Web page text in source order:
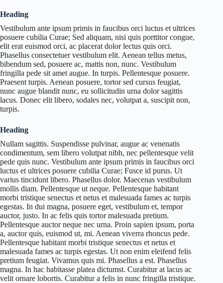
Heading
Vestibulum ante ipsum primis in faucibus orci luctus et ultrices
posuere cubilia Curae; Sed aliquam, nisi quis porttitor congue,
elit erat euismod orci, ac placerat dolor lectus quis orci.
Phasellus consectetuer vestibulum elit. Aenean tellus metus,
bibendum sed, posuere ac, mattis non, nunc. Vestibulum
fringilla pede sit amet augue. In turpis. Pellentesque posuere.
Praesent turpis. Aenean posuere, tortor sed cursus feugiat,
nunc augue blandit nunc, eu sollicitudin urna dolor sagittis
lacus. Donec elit libero, sodales nec, volutpat a, suscipit non,
turpis.
Heading
Nullam sagittis. Suspendisse pulvinar, augue ac venenatis
condimentum, sem libero volutpat nibh, nec pellentesque velit
pede quis nunc. Vestibulum ante ipsum primis in faucibus orci
luctus et ultrices posuere cubilia Curae; Fusce id purus. Ut
varius tincidunt libero. Phasellus dolor. Maecenas vestibulum
mollis diam. Pellentesque ut neque. Pellentesque habitant
morbi tristique senectus et netus et malesuada fames ac turpis
egestas. In dui magna, posuere eget, vestibulum et, tempor
auctor, justo. In ac felis quis tortor malesuada pretium.
Pellentesque auctor neque nec urna. Proin sapien ipsum, porta
a, auctor quis, euismod ut, mi. Aenean viverra rhoncus pede.
Pellentesque habitant morbi tristique senectus et netus et
malesuada fames ac turpis egestas. Ut non enim eleifend felis
pretium feugiat. Vivamus quis mi. Phasellus a est. Phasellus
magna. In hac habitasse platea dictumst. Curabitur at lacus ac
velit ornare lobortis. Curabitur a felis in nunc fringilla tristique.